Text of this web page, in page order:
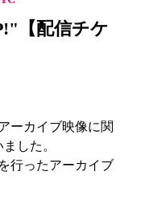
【配信チケ
ーカイブ映像に関
した。
行ったアーカイブ